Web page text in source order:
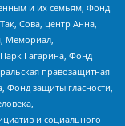
и их семьям, Фонд
Сова, центр Анна,
Мемориал,
Гагарина, Фонд
правозащитная
Фонд защиты гласности,
и социального